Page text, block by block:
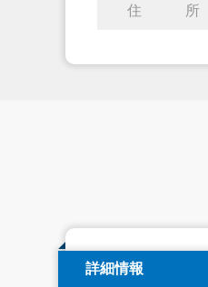
住 所
詳細情報